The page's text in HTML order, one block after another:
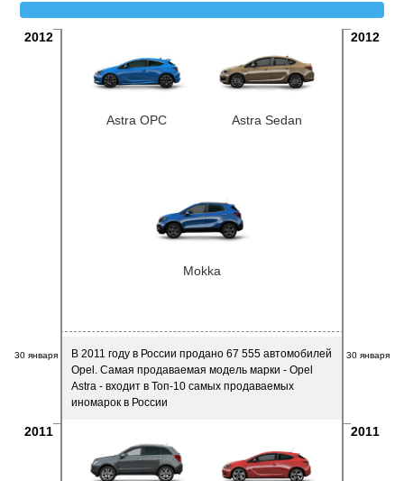
2012 2012
Astra OPC Astra Sedan
Mokka
30 января 30 января
В 2011 году в России продано 67 555 автомобилей
Opel. Самая продаваемая модель марки - Opel
Astra - входит в Топ-10 самых продаваемых
иномарок в России
2011 2011